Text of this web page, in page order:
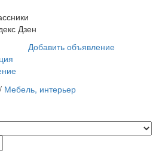
Дзен
Добавить объявление
/ Мебель, интерьер